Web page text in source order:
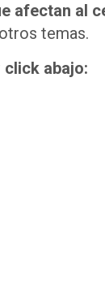
afectan al
temas.
click abajo: